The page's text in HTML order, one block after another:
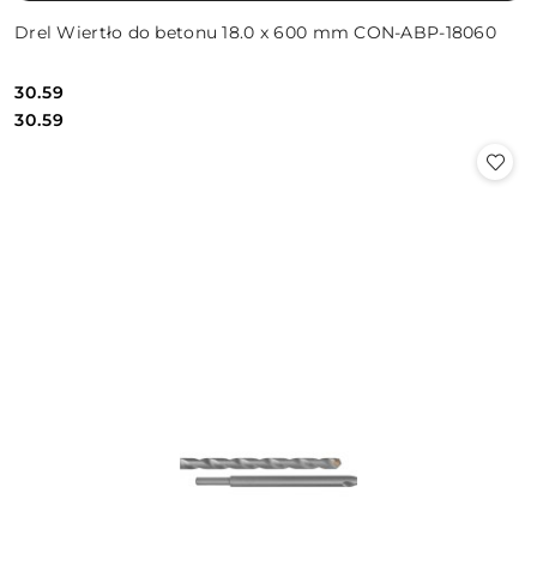
Drel Wiertło do betonu 18.0 x 600 mm CON-ABP-18060
Cena:
30.59
Cena:
30.59